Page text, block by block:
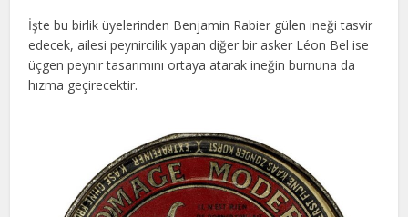
İşte bu birlik üyelerinden Benjamin Rabier gülen ineği tasvir
edecek, ailesi peynircilik yapan diğer bir asker Léon Bel ise
üçgen peynir tasarımını ortaya atarak ineğin burnuna da
hızma geçirecektir.